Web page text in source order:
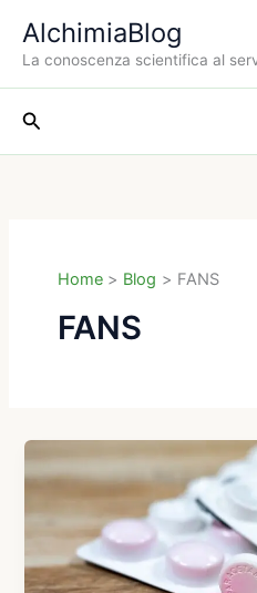
contenuto
AlchimiaBlog
La conoscenza scientifica al
Cerca
Home Blog FANS
FANS